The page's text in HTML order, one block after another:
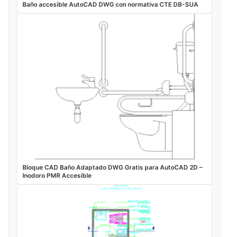
Baño accesible AutoCAD DWG con normativa CTE DB-SUA
Bloque CAD Baño Adaptado DWG Gratis para AutoCAD 2D –
Inodoro PMR Accesible